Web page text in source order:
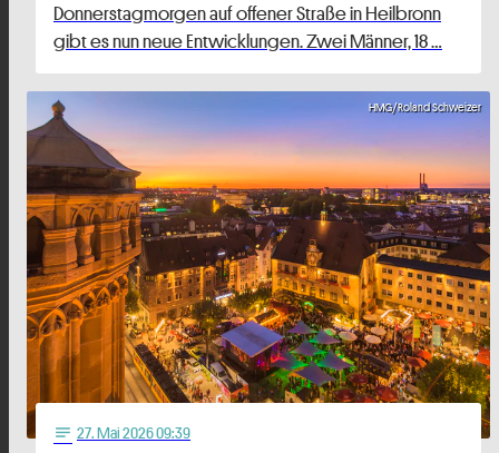
Donnerstagmorgen auf offener Straße in Heilbronn
gibt es nun neue Entwicklungen. Zwei Männer, 18 …
HMG/Roland Schweizer
notes 27. Mai 2026 09:39